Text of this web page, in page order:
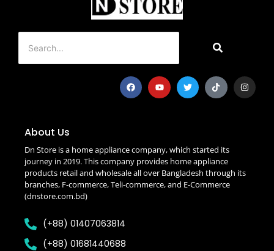
About Us
Dn Store is a home appliance company, which started its
journey in 2019. This company provides home appliance
products retail and wholesale all over Bangladesh through its
branches, F-commerce, Teli-commerce, and E-Commerce
(dnstore.com.bd)
(+88) 01407063814
(+88) 01681440688